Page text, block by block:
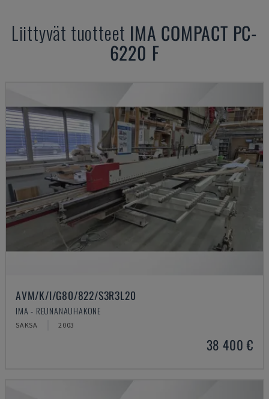
Liittyvät tuotteet IMA COMPACT PC-
6220 F
AVM/K/I/G80/822/S3R3L20
IMA - REUNANAUHAKONE
SAKSA 2003
38 400 €